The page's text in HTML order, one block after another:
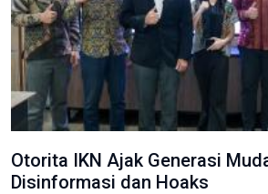
Otorita IKN Ajak Generasi
Disinformasi dan Hoaks